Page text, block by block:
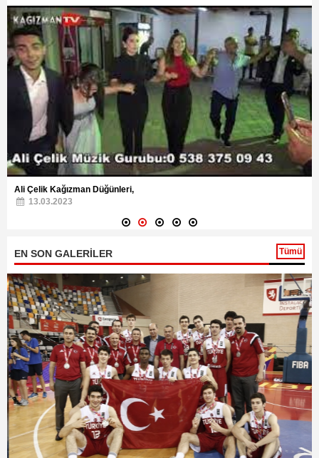
Ali Çelik Kağızman Düğünleri,
13.03.2023
EN SON GALERİLER Tümü